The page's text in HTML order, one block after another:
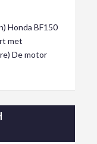
Honda BF150
met
De motor